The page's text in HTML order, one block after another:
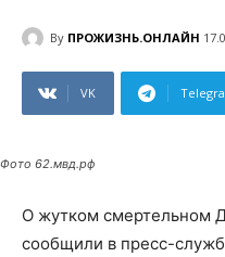
By ПРОЖИЗНЬ.ОНЛАЙН
VK
Фото 62.мвд.рф
О жутком смертельном
сообщили в пресс-